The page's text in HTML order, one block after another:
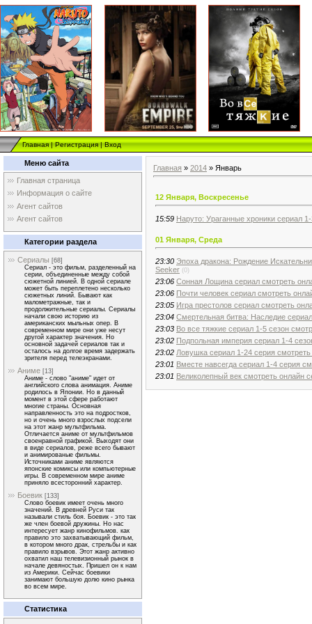
Главная|Регистрация|Вход
Меню сайта
Главная страница
Информация о сайте
Агент сайтов
Агент сайтов
Категории раздела
Сериалы [68]
Сериал - это фильм, разделенный на
серии, объединенные между собой
сюжетной линией. В одной сериале
может быть переплетено несколько
сюжетных линий. Бывают как
малометражные, так и
продолжительные сериалы. Сериалы
начали свою историю из
американских мыльных опер. В
современном мире они уже несут
другой характер значения. Но
основной задачей сериалов так и
осталось на долгое время задержать
зрителя перед телеэкранами.
Аниме [13]
Аниме - слово "аниме" идет от
английского слова анимация. Аниме
родилось в Японии. Но в данный
момент в этой сфере работают
многие страны. Основная
направленность это на подростков,
но и очень много взрослых подсели
на этот жанр мультфильма.
Отличается аниме от мультфильмов
своенравной графикой. Выходят они
в виде сериалов, реже всего бывают
и анимированые фильмы.
Источниками аниме являются
японские комиксы или компьютерные
игры. В современном мире аниме
приняло всесторонний характер.
Боевик [133]
Слово боевик имеет очень много
значений. В древней Руси так
называли стиль боя. Боевик - это так
же член боевой дружины. Но нас
интересует жанр кинофильмов. как
правило это захватывающий фильм,
в котором много драк, стрельбы и как
правило взрывов. Этот жанр активно
охватил наш телевизионный рынок в
начале девяностых. Пришел он к нам
из Америки. Сейчас боевики
занимают большую долю кино рынка
во всем мире.
Статистика
Главная » 2014 » Январь
12 Января, Воскресенье
15:59 Наруто: Ураганные хроники сериал
01 Января, Среда
23:30 Эпоха дракона: Рождение
Seeker (0)
23:06 Сонная Лощина сериал смотреть
23:06 Почти человек сериал смотреть
23:05 Игра престолов сериал смотреть
23:04 Смертельная битва: Наследие
23:03 Во все тяжкие сериал 1-5 сезон
23:02 Подпольная империя сериал 1-4
23:02 Ловушка сериал 1-24 серия
23:01 Вместе навсегда сериал 1-4 серия
23:01 Великолепный век смотреть онлайн